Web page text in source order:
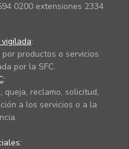
0200 extensiones 2334
:
productos o servicios
por la SFC.
:
reclamo, solicitud,
a los servicios o a la